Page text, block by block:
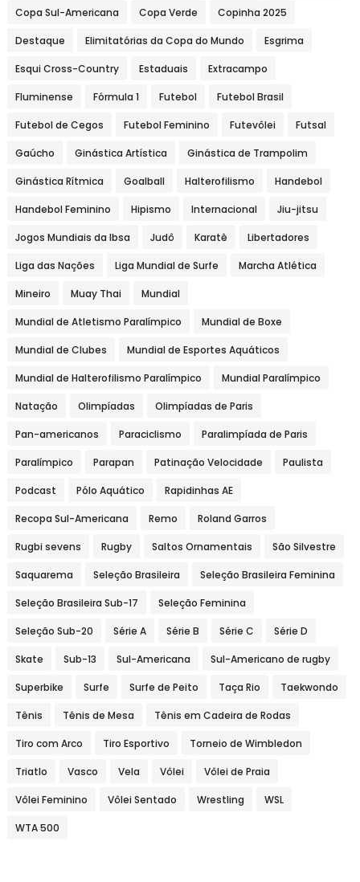
Copa Sul-Americana Copa Verde Copinha 2025
Destaque Elimitatórias da Copa do Mundo Esgrima
Esqui Cross-Country Estaduais Extracampo
Fluminense Fórmula 1 Futebol Futebol Brasil
Futebol de Cegos Futebol Feminino Futevôlei Futsal
Gaúcho Ginástica Artística Ginástica de Trampolim
Ginástica Rítmica Goalball Halterofilismo Handebol
Handebol Feminino Hipismo Internacional Jiu-jitsu
Jogos Mundiais da Ibsa Judô Karatê Libertadores
Liga das Nações Liga Mundial de Surfe Marcha Atlética
Mineiro Muay Thai Mundial
Mundial de Atletismo Paralímpico Mundial de Boxe
Mundial de Clubes Mundial de Esportes Aquáticos
Mundial de Halterofilismo Paralímpico Mundial Paralímpico
Natação Olimpíadas Olimpíadas de Paris
Pan-americanos Paraciclismo Paralimpíada de Paris
Paralímpico Parapan Patinação Velocidade Paulista
Podcast Pólo Aquático Rapidinhas AE
Recopa Sul-Americana Remo Roland Garros
Rugbi sevens Rugby Saltos Ornamentais São Silvestre
Saquarema Seleção Brasileira Seleção Brasileira Feminina
Seleção Brasileira Sub-17 Seleção Feminina
Seleção Sub-20 Série A Série B Série C Série D
Skate Sub-13 Sul-Americana Sul-Americano de rugby
Superbike Surfe Surfe de Peito Taça Rio Taekwondo
Tênis Tênis de Mesa Tênis em Cadeira de Rodas
Tiro com Arco Tiro Esportivo Torneio de Wimbledon
Triatlo Vasco Vela Vôlei Vôlei de Praia
Vôlei Feminino Vôlei Sentado Wrestling WSL
WTA 500